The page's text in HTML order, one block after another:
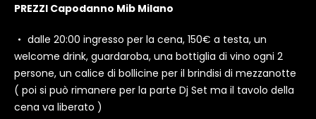
PREZZI Capodanno Mib Milano
dalle 20:00 ingresso per la cena, 150€ a testa, un
welcome drink, guardaroba, una bottiglia di vino ogni 2
persone, un calice di bollicine per il brindisi di mezzanotte
( poi si può rimanere per la parte Dj Set ma il tavolo della
cena va liberato )